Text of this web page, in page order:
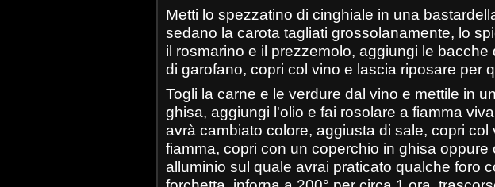
Metti lo spezzatino di cinghiale in una
sedano la carota tagliati grossolanamente, lo
il rosmarino e il prezzemolo, aggiungi le bacche
di garofano, copri col vino e lascia riposare per
Togli la carne e le verdure dal vino e mettile in
ghisa, aggiungi l'olio e fai rosolare a fiamma
avrà cambiato colore, aggiusta di sale, copri col
fiamma, copri con un coperchio in ghisa oppure
alluminio sul quale avrai praticato qualche foro